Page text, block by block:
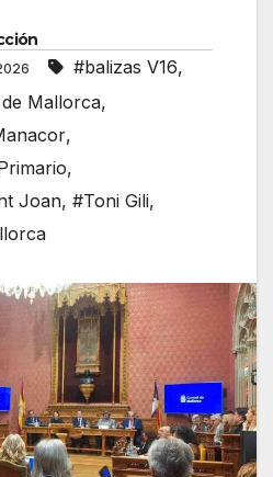
#balizas V16,
Mallorca,
,
,
Joan, #Toni Gili,